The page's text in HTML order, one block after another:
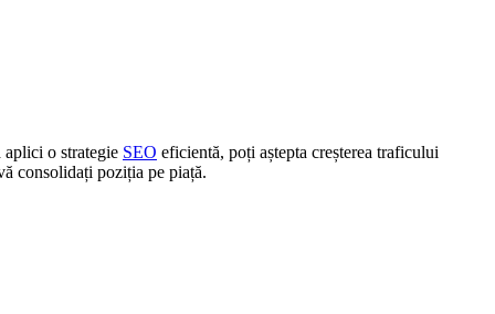
aplici o strategie SEO eficientă, poți aștepta creșterea traficului
consolidați poziția pe piață.